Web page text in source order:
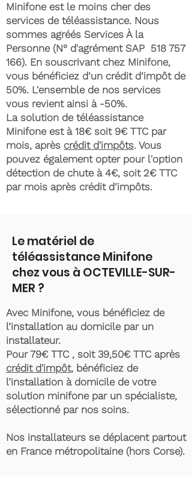
Minifone est le moins cher des
services de téléassistance. Nous
sommes agréés Services À la
Personne (N° d'agrément SAP 518 757
166). En souscrivant chez Minifone,
vous bénéficiez d’un crédit d’impôt de
50%. L'ensemble de nos services
vous revient ainsi à -50%.
La solution de téléassistance
Minifone est à 18€ soit 9€ TTC par
mois, après crédit d'impôts. Vous
pouvez également opter pour l'option
détection de chute à 4€, soit 2€ TTC
par mois après crédit d’impôts.
Le matériel de
téléassistance Minifone
chez vous à OCTEVILLE-SUR-
MER ?
Avec Minifone, vous bénéficiez de
l’installation au domicile par un
installateur.
Pour 79€ TTC , soit 39,50€ TTC après
crédit d'impôt, bénéficiez de
l’installation à domicile de votre
solution minifone par un spécialiste,
sélectionné par nos soins.
Nos installateurs se déplacent partout
en France métropolitaine (hors Corse).